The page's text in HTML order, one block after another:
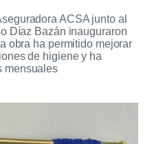
ACSA junto al
Díaz Bazán inauguraron
obra ha permitido mejorar
de higiene y ha
mensuales